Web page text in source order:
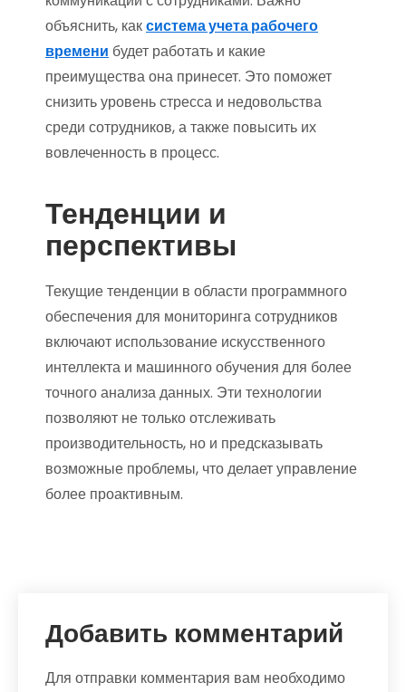
объяснить, каксистема учета рабочего
времени будет работать и какие
преимущества она принесет. Это поможет
снизить уровень стресса и недовольства
среди сотрудников, а также повысить их
вовлеченность в процесс.
Тенденции и
перспективы
Текущие тенденции в области программного
обеспечения для мониторинга сотрудников
включают использование искусственного
интеллекта и машинного обучения для более
точного анализа данных. Эти технологии
позволяют не только отслеживать
производительность, но и предсказывать
возможные проблемы, что делает управление
более проактивным.
Добавить комментарий
Для отправки комментария вам необходимо